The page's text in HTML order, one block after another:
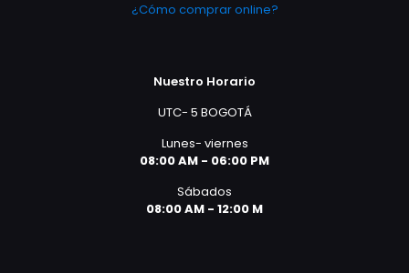
¿Cómo comprar online?
Nuestro Horario
UTC- 5 BOGOTÁ
Lunes- viernes
08:00 AM - 06:00 PM
Sábados
08:00 AM - 12:00 M